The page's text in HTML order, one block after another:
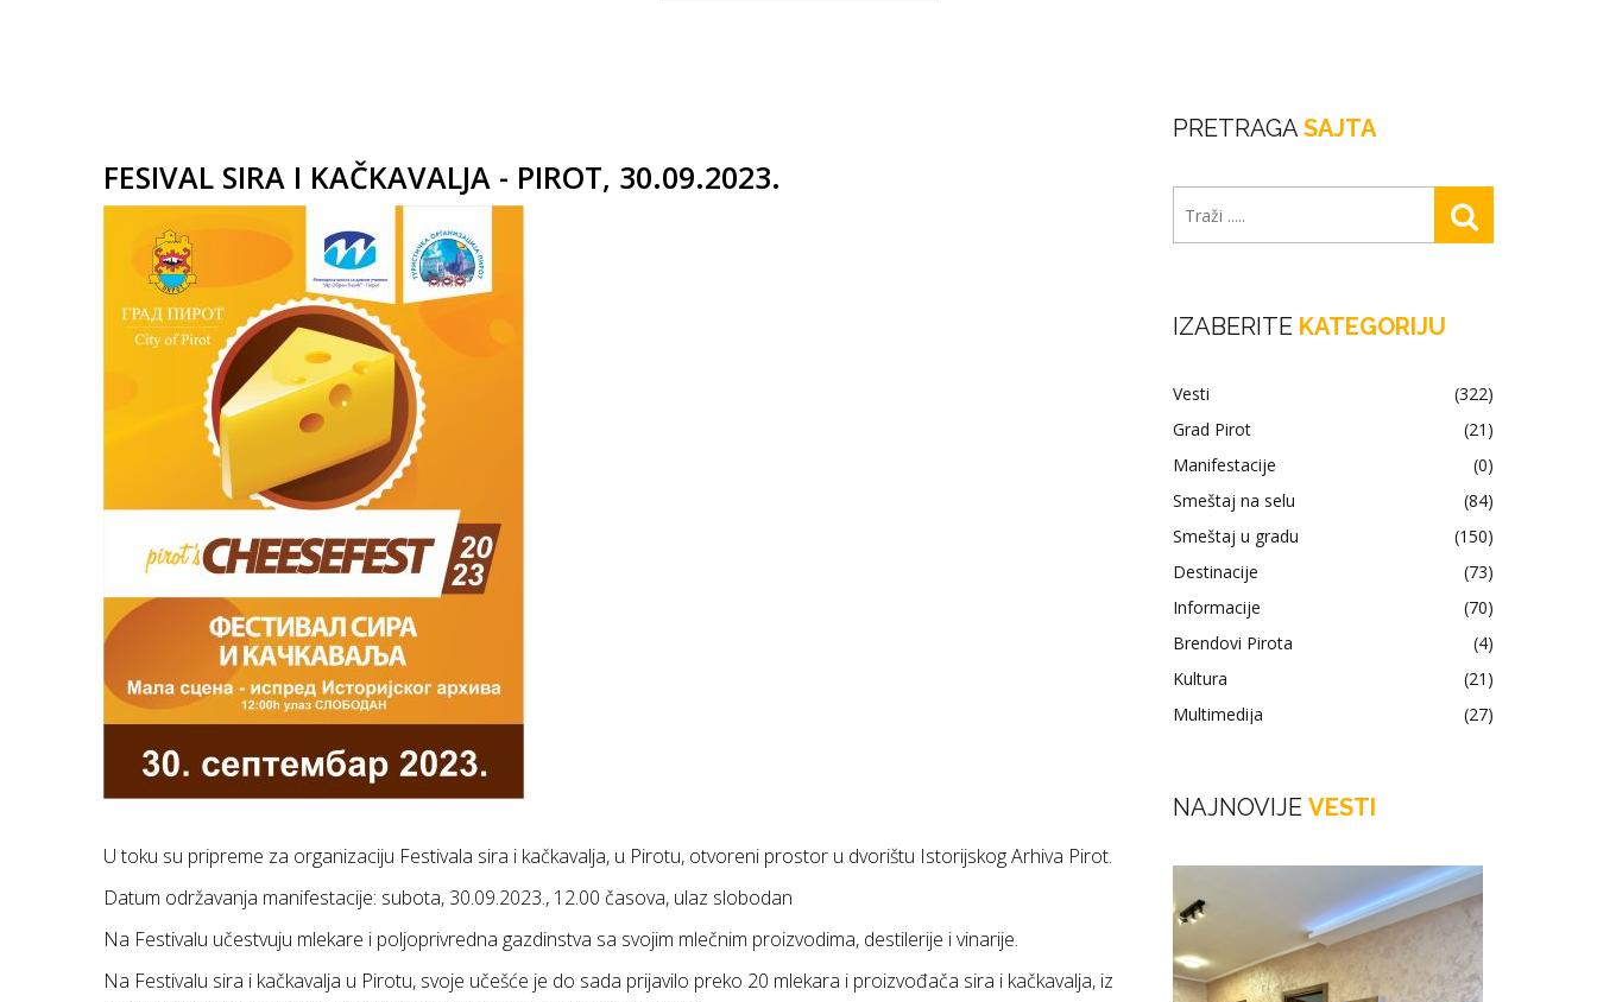
FESIVAL SIRA I KAČKAVALJA - PIROT, 30.09.2023.
U toku su pripreme za organizaciju Festivala sira i kačkavalja, u Pirotu, otvoreni prostor u dvorištu Istorijskog Arhiva Pirot.
Datum održavanja manifestacije: subota, 30.09.2023., 12.00 časova, ulaz slobodan
Na Festivalu učestvuju mlekare i poljoprivredna gazdinstva sa svojim mlečnim proizvodima, destilerije i vinarije.
Na Festivalu sira i kačkavalja u Pirotu, svoje učešće je do sada prijavilo preko 20 mlekara i proizvođača sira i kačkavalja, iz
PRETRAGA SAJTA
IZABERITE KATEGORIJU
Vesti
(322)
Grad Pirot
(21)
Manifestacije
(0)
Smeštaj na selu
(84)
Smeštaj u gradu
(150)
Destinacije
(73)
Informacije
(70)
Brendovi Pirota
(4)
Kultura
(21)
Multimedija
(27)
NAJNOVIJE VESTI